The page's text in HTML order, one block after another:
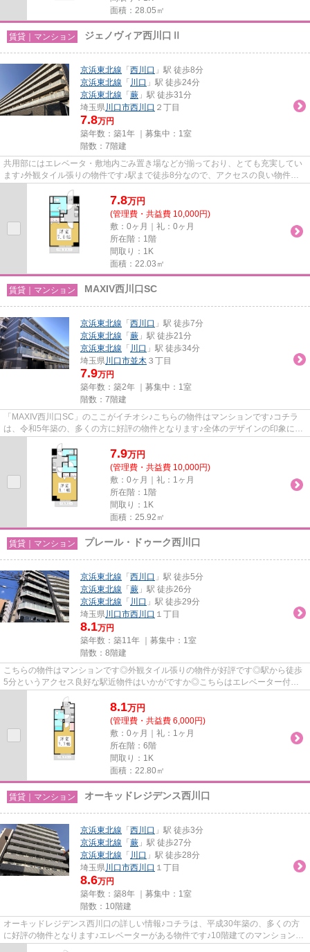
面積：28.05㎡
賃貸｜マンション ジェノヴィア西川口Ⅱ
京浜東北線 「 西川口 」駅 徒歩8分
京浜東北線 「 川口 」駅 徒歩24分
京浜東北線 「 蕨 」駅 徒歩31分
埼玉県川口市西川口 ２丁目
7.8万円
築年数：築1年 ｜募集中： 1室
階数：7階建
共用部にはエレベータ・敷地内ごみ置き場などが揃っており、とても充実してい
ます♪外観タイル張りの物件です♪駅まで徒歩8分なので、アクセスの良い物件で
7.8万円
(管理費・共益費 10,000円)
敷：0ヶ月｜礼：0ヶ月
所在階：1階
間取り：1K
面積：22.03㎡
賃貸｜マンション MAXIV西川口SC
京浜東北線 「 西川口 」駅 徒歩7分
京浜東北線 「 蕨 」駅 徒歩21分
京浜東北線 「 川口 」駅 徒歩34分
埼玉県川口市並木 ３丁目
7.9万円
築年数：築2年 ｜募集中： 1室
階数：7階建
「MAXIV西川口SC」のここがイチオシ♪こちらの物件はマンションです♪コチラ
は、令和5年築の、多くの方に好評の物件となります♪全体のデザインの印象にも
7.9万円
(管理費・共益費 10,000円)
敷：0ヶ月｜礼：1ヶ月
所在階：1階
間取り：1K
面積：25.92㎡
賃貸｜マンション プレール・ドゥーク西川口
京浜東北線 「 西川口 」駅 徒歩5分
京浜東北線 「 蕨 」駅 徒歩26分
京浜東北線 「 川口 」駅 徒歩29分
埼玉県川口市西川口 １丁目
8.1万円
築年数：築11年 ｜募集中： 1室
階数：8階建
こちらの物件はマンションです◎外観タイル張りの物件が好評です◎駅から徒歩
5分というアクセス良好な駅近物件はいかがですか◎こちらはエレベーター付き
8.1万円
(管理費・共益費 6,000円)
敷：0ヶ月｜礼：1ヶ月
所在階：6階
間取り：1K
面積：22.80㎡
賃貸｜マンション オーキッドレジデンス西川口
京浜東北線 「 西川口 」駅 徒歩3分
京浜東北線 「 蕨 」駅 徒歩27分
京浜東北線 「 川口 」駅 徒歩28分
埼玉県川口市西川口 １丁目
8.6万円
築年数：築8年 ｜募集中： 1室
階数：10階建
オーキッドレジデンス西川口の詳しい情報♪コチラは、平成30年築の、多くの方
に好評の物件となります♪エレベーターがある物件です♪10階建てのマンションを